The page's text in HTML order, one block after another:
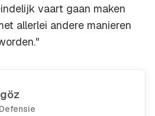
vaart gaan maken
allerlei andere manieren